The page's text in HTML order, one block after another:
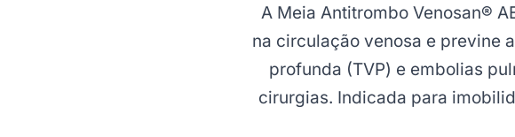
A Meia Antitrombo Venosan®
na circulação venosa e previne
profunda (TVP) e embolias
cirurgias. Indicada para